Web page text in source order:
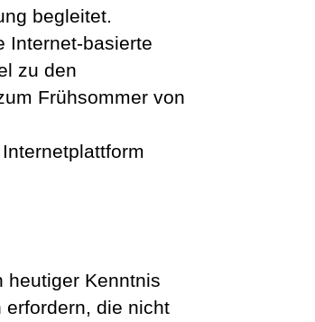
begleitet.
Internet-basierte
zu den
Frühsommer von
heutiger Kenntnis
erfordern, die nicht